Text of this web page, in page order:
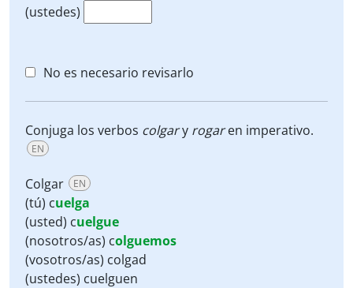
(ustedes)
No es necesario revisarlo
Conjuga los verbos colgary rogaren imperativo.
EN
Colgar EN
(tú) cuelga
(usted) cuelgue
(nosotros/as) colguemos
(vosotros/as) colgad
(ustedes) cuelguen